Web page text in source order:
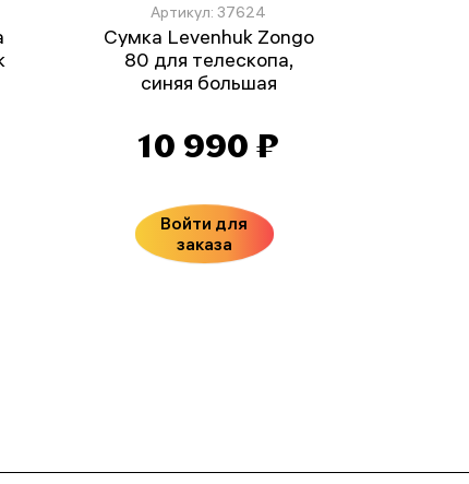
Артикул: 37624
Сумка Levenhuk Zongo
80 для телескопа,
синяя большая
10 990 ₽
Войти для
заказа